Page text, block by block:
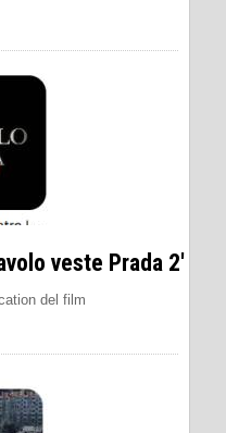
veste Prada 2'
del film